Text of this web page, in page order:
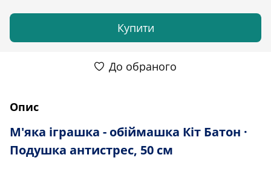
Купити
До обраного
Опис
М'яка іграшка - обіймашка Кіт Батон ·
Подушка антистрес, 50 см